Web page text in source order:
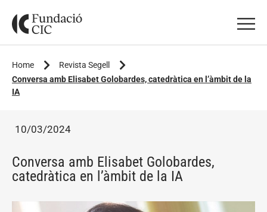
Home
Revista Segell
Conversa amb Elisabet Golobardes, catedràtica en l’àmbit de la
IA
10/03/2024
Conversa amb Elisabet Golobardes,
catedràtica en l’àmbit de la IA